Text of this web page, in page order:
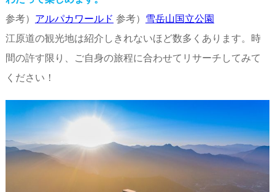
参考） アルパカワールド 参考） 雪岳山国立公園
江原道の観光地は紹介しきれないほど数多くあります。時
間の許す限り、ご自身の旅程に合わせてリサーチしてみて
ください！